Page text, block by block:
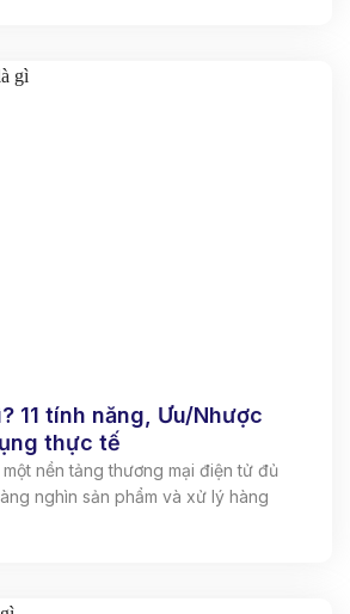
11 tính năng, Ưu/Nhược
thực tế
nền tảng thương mại điện tử đủ
nghìn sản phẩm và xử lý hàng